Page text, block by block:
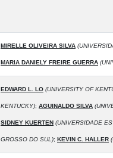
MIRELLE OLIVEIRA SILVA
MARIA DANIELY FREIRE GUERRA
EDWARD L. LO (UNIVERSITY OF
KENTUCKY); AGUINALDO SILVA
SIDNEY KUERTEN (UNIVERSIDADE
GROSSO DO SUL); KEVIN C. HALLER